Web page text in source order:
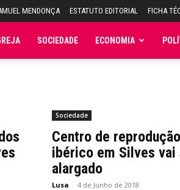
MENDONÇA ESTATUTO EDITORIAL FICHA
SOCIEDADE ECONOMIA
Sociedade
Centro de
ibérico em Silves vai
alargado
Lusa - 4 de Junho de 2018